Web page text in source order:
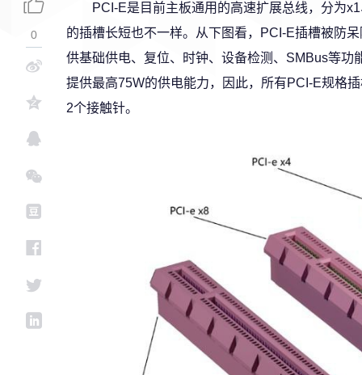
PCI-E是目前主板通用的高速扩展总线，分为
的插槽长短也不一样。从下图看，PCI-E插槽被防
供基础供电、复位、时钟、设备检测、SMBus等功
提供最高75W的供电能力，因此，所有PCI-E规格
2个接触针。
0